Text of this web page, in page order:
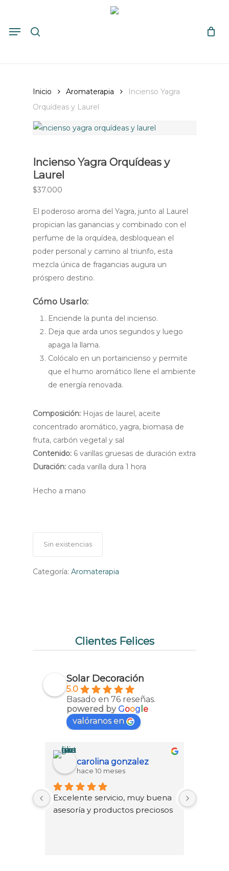
main
Menu Cart
Inicio Aromaterapia
Incienso Yagra
Orquídeas y Laurel
Incienso Yagra Orquídeas y
Laurel
$37.000
El poderoso aroma del Yagra, junto al Laurel
propician las ganancias y combinado con el
perfume de la orquídea, desbloquean el
poder personal y camino al triunfo, esta
mezcla única de fragancias augura un
próspero destino.
Cómo Usarlo:
Enciende la punta del incienso.
Deja que arda unos segundos y luego
apaga la llama.
Colócalo en un portaincienso y permite
que el humo aromático llene el ambiente
de energía renovada.
Composición: Hojas de laurel, aceite
concentrado aromático, yagra, biomasa de
fruta, carbón vegetal y sal
Contenido: 6 varillas gruesas de duración extra
Duración: cada varilla dura 1 hora
Hecho a mano
Sin existencias
Categoría: Aromaterapia
Clientes Felices
Solar Decoración
5.0
Basado en 76 reseñas.
powered byGoog le
valóranos en
carolina gonzalez
hace 10 meses
Excelente servicio, muy buena
asesoría y productos preciosos